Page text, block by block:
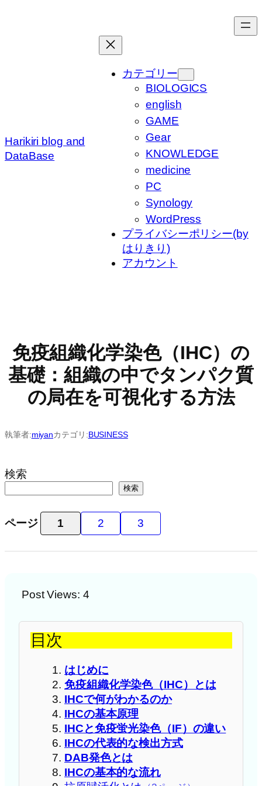
Harikiri blog and
DataBase
カテゴリー
BIOLOGICS
english
GAME
Gear
KNOWLEDGE
medicine
PC
Synology
WordPress
プライバシーポリシー(by
はりきり)
アカウント
免疫組織化学染色（IHC）の
基礎：組織の中でタンパク質
の局在を可視化する方法
執筆者:miyanカテゴリ:BUSINESS
検索
検索
ページ 1 2 3
Post Views: 4
目次
はじめに
免疫組織化学染色（IHC）とは
IHCで何がわかるのか
IHCの基本原理
IHCと免疫蛍光染色（IF）の違い
IHCの代表的な検出方式
DAB発色とは
IHCの基本的な流れ